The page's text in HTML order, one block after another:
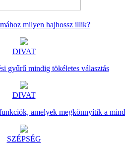
milyen hajhossz illik?
DIVAT
gyűrű mindig tökéletes választás
DIVAT
amelyek megkönnyítik a
SZÉPSÉG